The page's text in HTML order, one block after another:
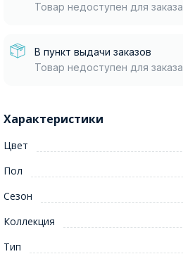
Товар недоступен для заказа
В пункт выдачи заказов
Товар недоступен для заказа
Характеристики
Цвет
Пол
Сезон
Коллекция
Тип